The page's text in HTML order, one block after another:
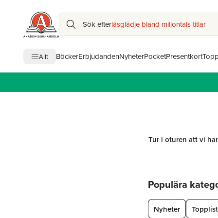
Sök efterläsglädje bland miljontals titlar
Allt BöckerErbjudandenNyheterPocketPresentkort
Tur i oturen att vi
Populära
Nyheter